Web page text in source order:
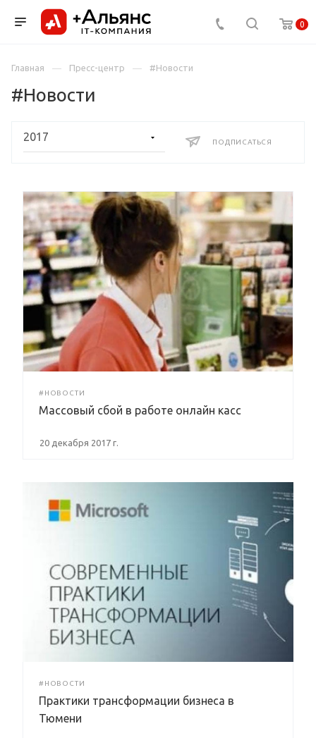
0
Главная Пресс-центр #Новости
#Новости
ПОДПИСАТЬСЯ
#НОВОСТИ
Массовый сбой в работе онлайн касс
20 декабря 2017 г.
#НОВОСТИ
Практики трансформации бизнеса в
Тюмени